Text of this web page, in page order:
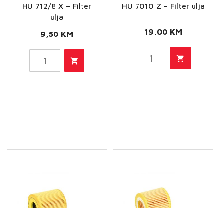
HU 712/8 X – Filter
ulja
9,50 KM
712/8
Filter
količina
HU 7010 Z – Filter ulja
19,00 KM
7010
količina